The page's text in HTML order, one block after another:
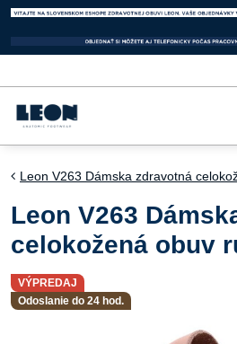
VÝPREDAJ
Odoslanie do 24 hod.
Leon V263 Dámska zdravotná
Leon V263
celokožená obuv